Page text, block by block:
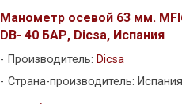
Манометр осевой 63 мм.
DB- 40 БАР, Dicsa, Испания
Производитель: Dicsa
Страна-производитель: Испания